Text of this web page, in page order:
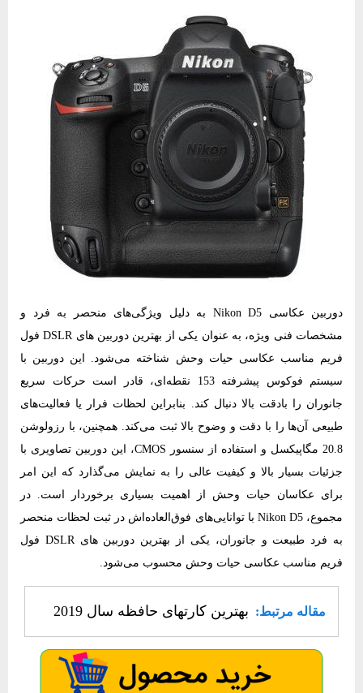
دوربین عکاسی Nikon D5 به دلیل ویژگی‌های منحصر به فرد و
مشخصات فنی ویژه، به عنوان یکی از بهترین دوربین های DSLR فول
فریم مناسب عکاسی حیات وحش شناخته می‌شود. این دوربین با
سیستم فوکوس پیشرفته 153 نقطه‌ای، قادر است حرکات سریع
جانوران را بادقت بالا دنبال کند. بنابراین لحظات فرار یا فعالیت‌های
طبیعی آن‌ها را با دقت و وضوح بالا ثبت می‌کند. همچنین، با رزولوشن
20.8 مگاپیکسل و استفاده از سنسور CMOS، این دوربین تصاویری با
جزئیات بسیار بالا و کیفیت عالی را به نمایش می‌گذارد که این امر
برای عکاسان حیات وحش از اهمیت بسیاری برخوردار است. در
مجموع، Nikon D5 با توانایی‌های فوق‌العاده‌اش در ثبت لحظات منحصر
به فرد طبیعت و جانوران، یکی از بهترین دوربین های DSLR فول
فریم مناسب عکاسی حیات وحش محسوب می‌شود.
مقاله مرتبط: بهترین کارتهای حافظه سال 2019